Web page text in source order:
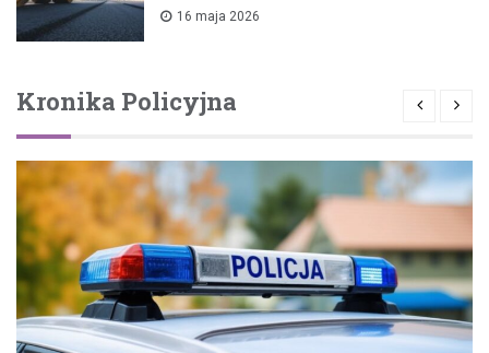
16 maja 2026
Kronika Policyjna